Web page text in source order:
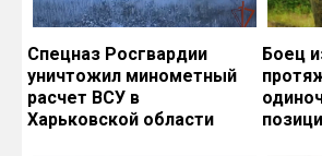
Спецназ Росгвардии
уничтожил минометный
расчет ВСУ в
Харьковской области
Боец